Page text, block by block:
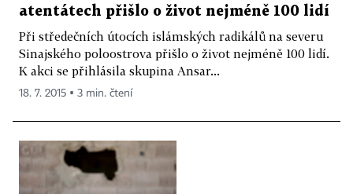
atentátech přišlo o život nejméně 100 lidí
Při středečních útocích islámských radikálů na severu
Sinajského poloostrova přišlo o život nejméně 100 lidí.
K akci se přihlásila skupina Ansar...
18. 7. 2015 ▪ 3 min. čtení